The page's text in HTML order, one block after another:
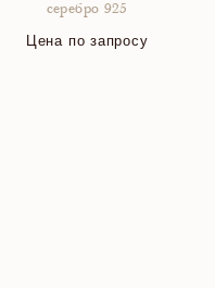
серебро 925
Цена по запросу